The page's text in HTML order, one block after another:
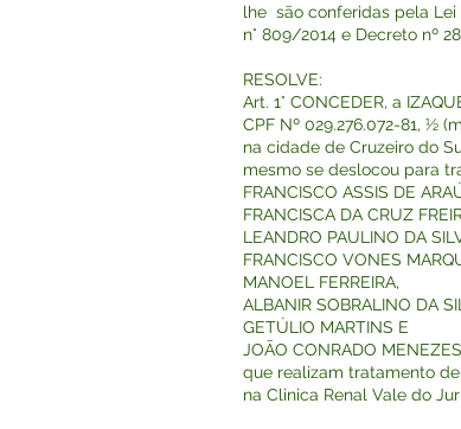
lhe são conferidas pela Lei
n° 809/2014 e Decreto nº
RESOLVE:
Art. 1° CONCEDER, a
CPF Nº 029.276.072-81, ½
na cidade de Cruzeiro do
mesmo se deslocou para
FRANCISCO ASSIS DE
FRANCISCA DA CRUZ
LEANDRO PAULINO DA
FRANCISCO VONES
MANOEL FERREIRA,
ALBANIR SOBRALINO DA
GETÚLIO MARTINS E
JOÃO CONRADO
que realizam tratamento
na Clinica Renal Vale do